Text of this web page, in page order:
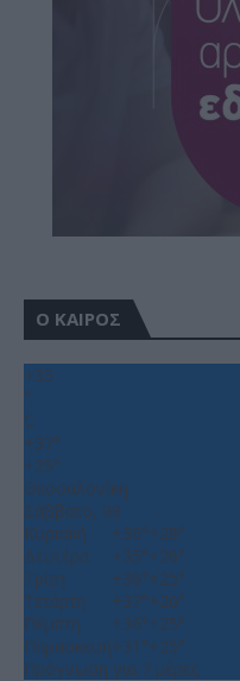
Ο ΚΑΙΡΟΣ
+35
°
C
+37°
+25°
Θεσσαλονίκη
Σάββατο, 08
Κυριακή
+36°+28°
Δευτέρα
+35°+26°
Τρίτη
+36°+25°
Τετάρτη
+37°+26°
Πέμπτη
+36°+25°
Παρασκευή+31°+25°
Πρόγνωση για 7 μέρες